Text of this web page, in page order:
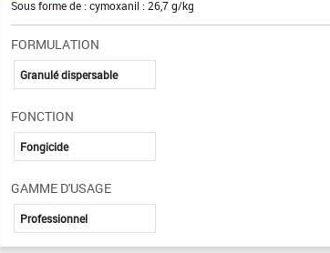
Sous forme de : cymoxanil : 26,7 g/kg
FORMULATION
Granulé dispersable
FONCTION
Fongicide
GAMME D'USAGE
Professionnel